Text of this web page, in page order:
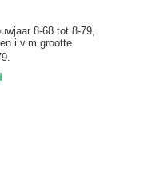
8-68 tot 8-79,
i.v.m grootte